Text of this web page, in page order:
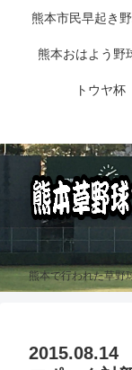
熊本で行われた草野
熊本市民早起き
熊本おはよう野
トウヤ杯
2015.08.14